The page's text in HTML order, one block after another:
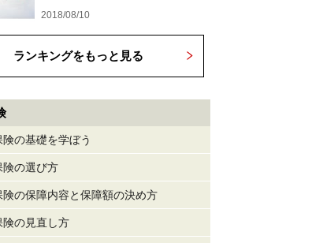
2018/08/10
ランキングをもっと見る
険の基礎を学ぼう
険の選び方
険の保障内容と保障額の決め方
険の見直し方